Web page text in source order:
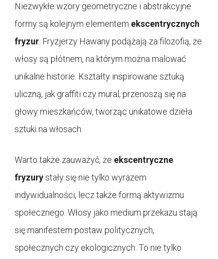
Niezwykłe wzory geometryczne i abstrakcyjne
formy są kolejnym elementem ekscentrycznych
fryzur . Fryzjerzy Hawany podążają za filozofią, że
włosy są płótnem, na którym można malować
unikalne historie. Kształty inspirowane sztuką
uliczną, jak graffiti czy mural, przenoszą się na
głowy mieszkańców, tworząc unikatowe dzieła
sztuki na włosach.
Warto także zauważyć, że ekscentryczne
fryzurystały się nie tylko wyrazem
indywidualności, lecz także formą aktywizmu
społecznego. Włosy jako medium przekazu stają
się manifestem postaw politycznych,
społecznych czy ekologicznych. To nie tylko